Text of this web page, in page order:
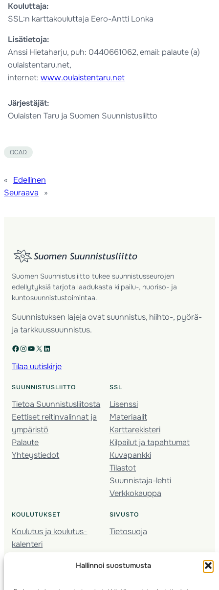
Hallinnoi suostumusta
Kouluttaja:
SSL:n karttakouluttaja Eero-Antti Lonka
Lisätietoja:
Anssi Hietaharju, puh: 0440661062, email: palaute (a)
oulaistentaru.net,
internet:www.oulaistentaru.net
Järjestäjät:
Oulaisten Taru ja Suomen Suunnistusliitto
OCAD
«
Edellinen
Seuraava
»
Suomen Suunnistusliitto tukee suunnistusseurojen
edellytyksiä tarjota laadukasta kilpailu-, nuoriso- ja
kuntosuunnistustoimintaa.
Suunnistuksen lajeja ovat suunnistus, hiihto-, pyörä-
ja tarkkuussuunnistus.
Facebook Instagram YouTube X LinkedIn
Tilaa uutiskirje
SUUNNISTUSLIITTO
Tietoa Suunnistusliitosta
Eettiset reitinvalinnat ja
ympäristö
Palaute
Yhteystiedot
SSL
Lisenssi
Materiaalit
Karttarekisteri
Kilpailut ja tapahtumat
Kuvapankki
Tilastot
Suunnistaja-lehti
Verkkokauppa
KOULUTUKSET
Koulutus ja koulutus­
kalenteri
Seura­kehittäminen
SIVUSTO
Tietosuoja